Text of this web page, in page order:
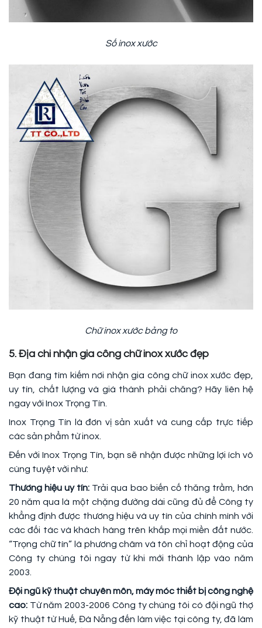
Số inox xước
Chữ inox xước bảng to
5. Địa chi nhận gia công chữ inox xước đẹp
Bạn đang tìm kiếm nơi nhận gia công chữ inox xước đẹp,
uy tín, chất lượng và giá thành phải chăng? Hãy liên hệ
ngay với Inox Trọng Tín.
Inox Trọng Tín là đơn vị sản xuất và cung cấp trực tiếp
các sản phẩm từ inox.
Đến với Inox Trọng Tín, bạn sẽ nhận được những lợi ích vô
cùng tuyệt vời như:
Thương hiệu uy tín: Trải qua bao biến cố thăng trầm, hơn
20 năm qua là một chặng đường dài cũng đủ để Công ty
khẳng định được thương hiệu và uy tín của chính mình với
các đối tác và khách hàng trên khắp mọi miền đất nước.
“Trọng chữ tín” là phương châm và tôn chỉ hoạt động của
Công ty chúng tôi ngay từ khi mới thành lập vào năm
2003.
Đội ngũ kỹ thuật chuyên môn, máy móc thiết bị công nghệ
cao: Từ năm 2003-2006 Công ty chúng tôi có đội ngũ thợ
kỹ thuật từ Huế, Đà Nẵng đến làm việc tại công ty, đã làm